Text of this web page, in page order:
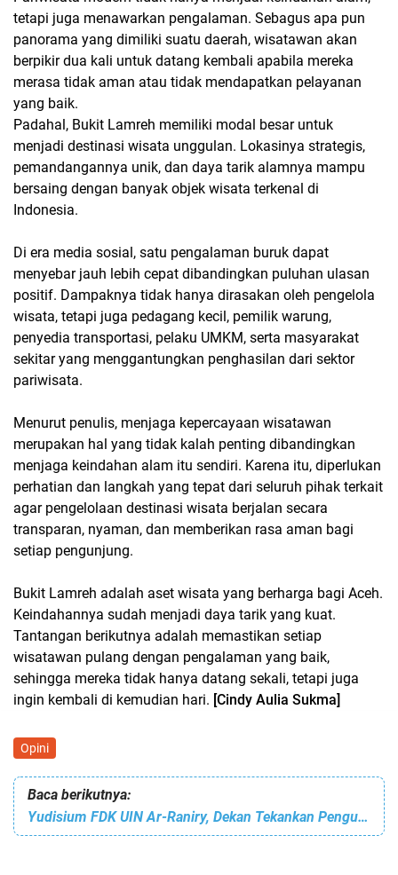
tetapi juga menawarkan pengalaman. Sebagus apa pun
panorama yang dimiliki suatu daerah, wisatawan akan
berpikir dua kali untuk datang kembali apabila mereka
merasa tidak aman atau tidak mendapatkan pelayanan
yang baik.
Padahal, Bukit Lamreh memiliki modal besar untuk
menjadi destinasi wisata unggulan. Lokasinya strategis,
pemandangannya unik, dan daya tarik alamnya mampu
bersaing dengan banyak objek wisata terkenal di
Indonesia.
Di era media sosial, satu pengalaman buruk dapat
menyebar jauh lebih cepat dibandingkan puluhan ulasan
positif. Dampaknya tidak hanya dirasakan oleh pengelola
wisata, tetapi juga pedagang kecil, pemilik warung,
penyedia transportasi, pelaku UMKM, serta masyarakat
sekitar yang menggantungkan penghasilan dari sektor
pariwisata.
Menurut penulis, menjaga kepercayaan wisatawan
merupakan hal yang tidak kalah penting dibandingkan
menjaga keindahan alam itu sendiri. Karena itu, diperlukan
perhatian dan langkah yang tepat dari seluruh pihak terkait
agar pengelolaan destinasi wisata berjalan secara
transparan, nyaman, dan memberikan rasa aman bagi
setiap pengunjung.
Bukit Lamreh adalah aset wisata yang berharga bagi Aceh.
Keindahannya sudah menjadi daya tarik yang kuat.
Tantangan berikutnya adalah memastikan setiap
wisatawan pulang dengan pengalaman yang baik,
sehingga mereka tidak hanya datang sekali, tetapi juga
ingin kembali di kemudian hari. [Cindy Aulia Sukma]
Opini
Baca berikutnya:
Yudisium FDK UIN Ar-Raniry, Dekan Tekankan Penguasaan Teknologi dan Moralitas